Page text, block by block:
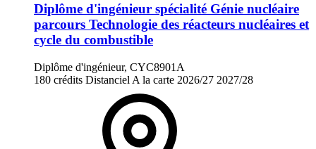
Diplôme d'ingénieur spécialité Génie nucléaire
parcours Technologie des réacteurs nucléaires et
cycle du combustible
Diplôme d'ingénieur, CYC8901A
180 crédits Distanciel A la carte 2026/27 2027/28